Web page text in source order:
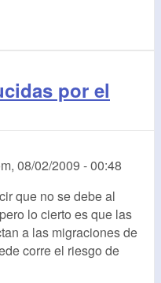
por el
08/02/2009 - 00:48
que no se debe al
lo cierto es que las
a las migraciones de
corre el riesgo de